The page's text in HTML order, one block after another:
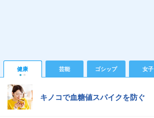
健康 芸能 ゴシップ 女子
キノコで血糖値スパイクを防ぐ